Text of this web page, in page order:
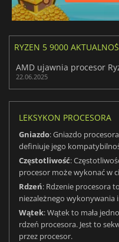
RYZEN 5 9000
22.06.2025
LEKSYKON PROCESORA
Gniazdo: Gniazdo
definiuje jego
Częstotliwość:
procesor może wykonać w
Rdzeń: Rdzenie procesora
niezależnego wykonywania
Wątek: Wątek to mała
rdzeń procesora. Jest to
przez procesor.